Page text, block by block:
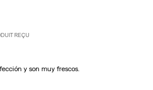
REÇU
y son muy frescos.